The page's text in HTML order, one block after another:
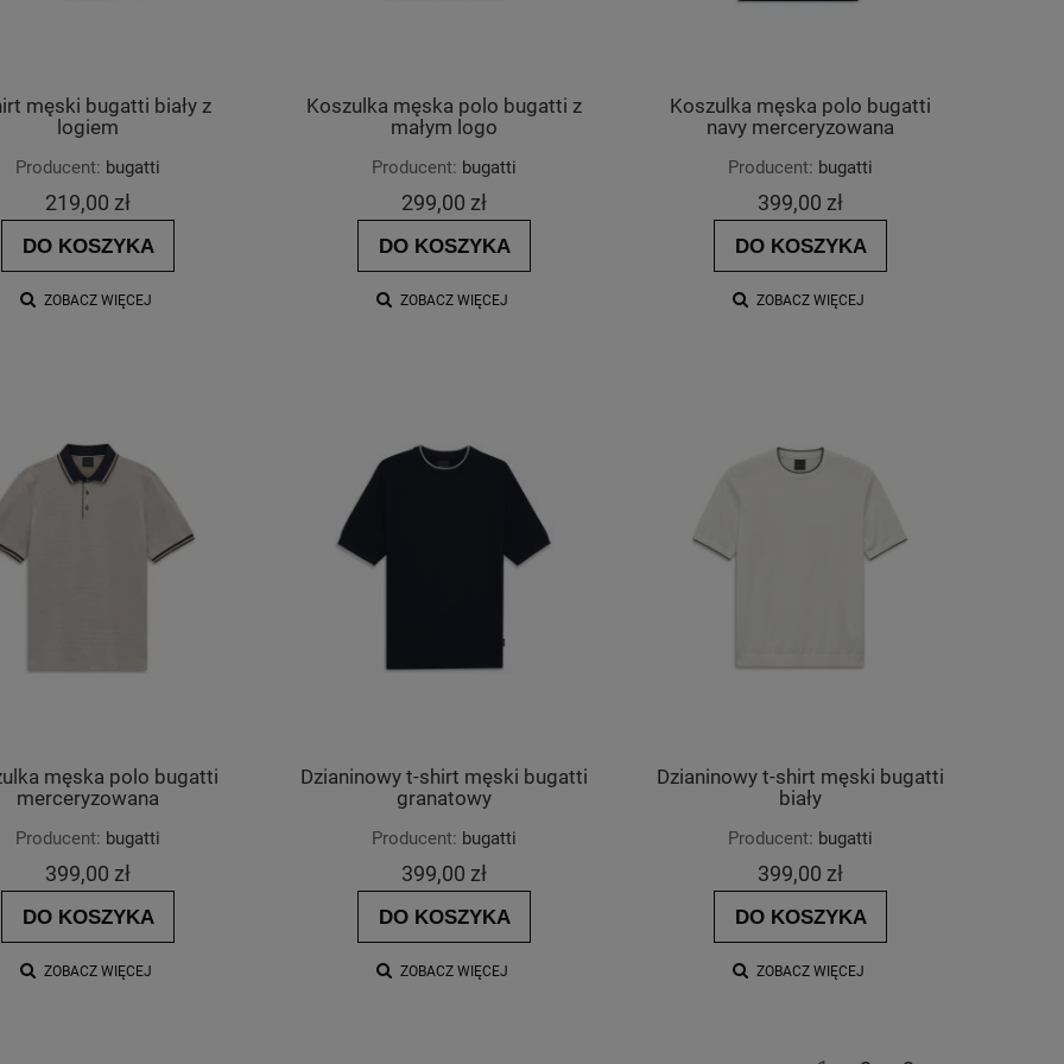
męski bugatti biały z
logiem
Producent: bugatti
219,00 zł
DO KOSZYKA
ZOBACZ WIĘCEJ
Koszulka męska polo bugatti z
małym logo
Producent: bugatti
299,00 zł
DO KOSZYKA
ZOBACZ WIĘCEJ
Koszulka męska polo bugatti
navy merceryzowana
Producent: bugatti
399,00 zł
DO KOSZYKA
ZOBACZ WIĘCEJ
męska polo bugatti
merceryzowana
Producent: bugatti
399,00 zł
DO KOSZYKA
ZOBACZ WIĘCEJ
Dzianinowy t-shirt męski bugatti
granatowy
Producent: bugatti
399,00 zł
DO KOSZYKA
ZOBACZ WIĘCEJ
Dzianinowy t-shirt męski bugatti
biały
Producent: bugatti
399,00 zł
DO KOSZYKA
ZOBACZ WIĘCEJ